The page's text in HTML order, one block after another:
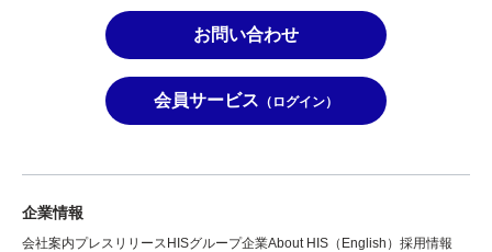
お問い合わせ
会員サービス （ログイン）
企業情報
会社案内プレスリリース HISグループ企業About HIS（English） 採用情報